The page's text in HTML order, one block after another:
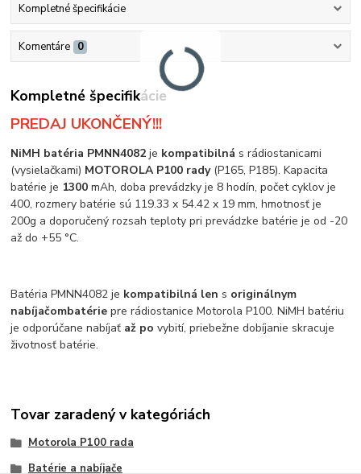
Kompletné špecifikácie
Komentáre 0
Kompletné špecifikácie
PREDAJ UKONČENÝ!!!
NiMH batéria PMNN4082 je kompatibilná s rádiostanicami
(vysielačkami) MOTOROLA P100 rady(P165, P185). Kapacita
batérie je 1300 mAh, doba prevádzky je 8 hodín, počet cyklov je
400, rozmery batérie sú 119.33 x 54.42 x 19 mm, hmotnosť je
200g a doporučený rozsah teploty pri prevádzke batérie je od -20
až do +55 °C.
Batéria PMNN4082 je kompatibilná len s originálnym
nabíjačombatérie pre rádiostanice Motorola P100. NiMH batériu
je odporúčane nabíjať až po vybití, priebežne dobíjanie skracuje
životnosť batérie.
Tovar zaradený v kategóriách
Motorola P100 rada
Batérie a nabíjače